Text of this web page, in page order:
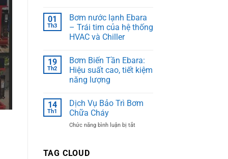
01
Th3
Bơm nước lạnh Ebara
– Trái tim của hệ thống
HVAC và Chiller
19
Th2
Bơm Biến Tần Ebara:
Hiệu suất cao, tiết kiệm
năng lượng
14
Th1
Dịch Vụ Bảo Trì Bơm
Chữa Cháy
Chức năng bình luận bị tắtở
TAG CLOUD